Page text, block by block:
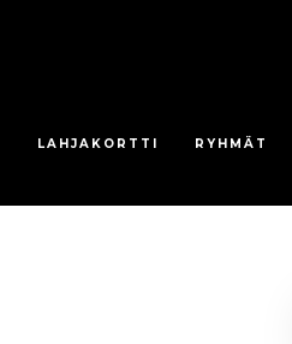
LAHJAKORTTI RYHMÄT